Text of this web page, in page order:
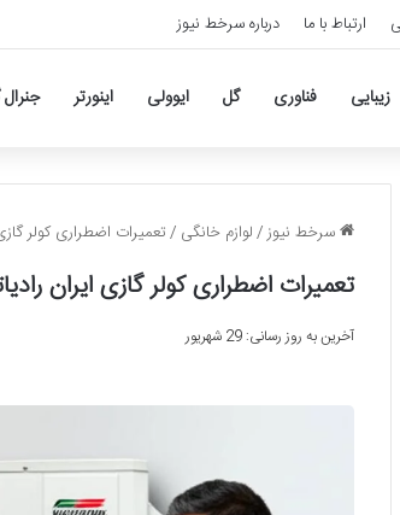
ارتباط با ما درباره سرخط نیوز
زیبایی فناوری گل ایوولی اینورتر
سرخط نیوز/لوازم خانگی /تعمیرات اضطراری کولر
تعمیرات اضطراری کولر گازی ایران
آخرین به روز رسانی: 29 شهریور